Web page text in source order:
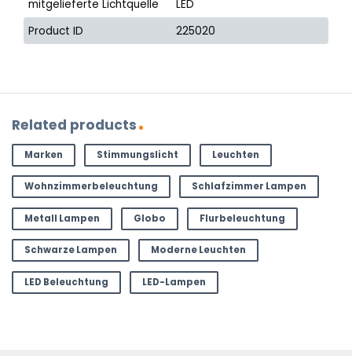
mitgelieferte Lichtquelle
LED
Product ID
225020
Related products
Marken Stimmungslicht Leuchten
Wohnzimmerbeleuchtung Schlafzimmer Lampen
Metall Lampen Globo Flurbeleuchtung
Schwarze Lampen Moderne Leuchten
LED Beleuchtung LED-Lampen